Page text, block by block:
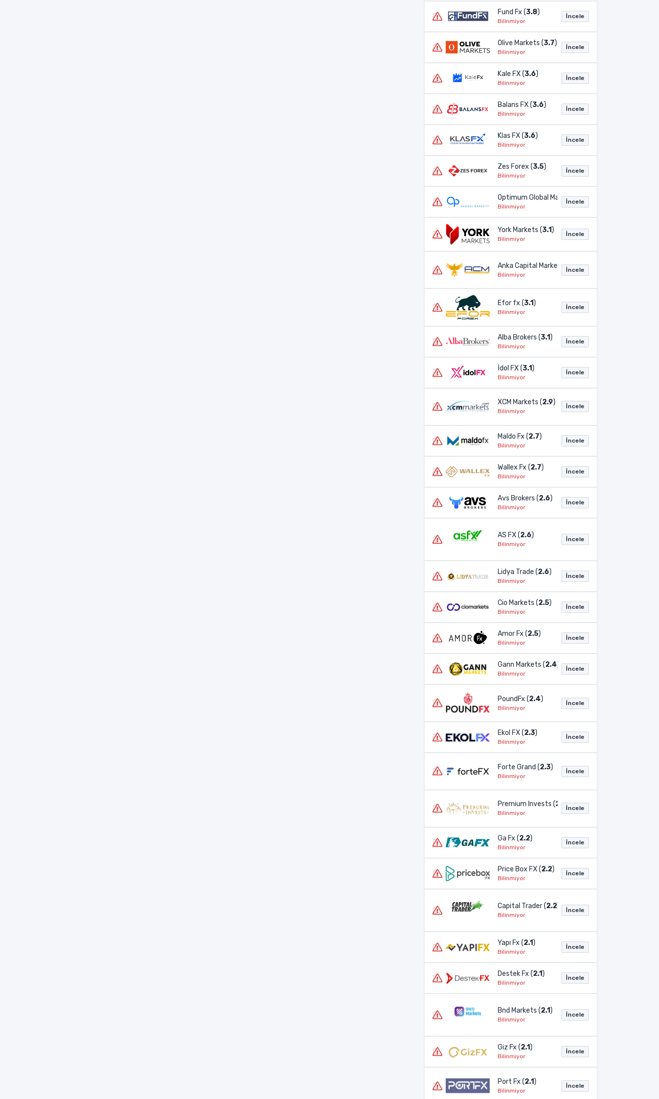
Fund Fx (3.8)
Bilinmiyor
İncele
Olive Markets (3.7)
Bilinmiyor
İncele
Kale FX (3.6)
Bilinmiyor
İncele
Balans FX (3.6)
Bilinmiyor
İncele
Klas FX (3.6)
Bilinmiyor
İncele
Zes Forex (3.5)
Bilinmiyor
İncele
Optimum Global Markets (3.2
Bilinmiyor
İncele
York Markets (3.1)
Bilinmiyor
İncele
Anka Capital Markets (3.1)
Bilinmiyor
İncele
Efor fx (3.1)
Bilinmiyor
İncele
Alba Brokers (3.1)
Bilinmiyor
İncele
İdol FX (3.1)
Bilinmiyor
İncele
XCM Markets (2.9)
Bilinmiyor
İncele
Maldo Fx (2.7)
Bilinmiyor
İncele
Wallex Fx (2.7)
Bilinmiyor
İncele
Avs Brokers (2.6)
Bilinmiyor
İncele
AS FX (2.6)
Bilinmiyor
İncele
Lidya Trade (2.6)
Bilinmiyor
İncele
Cio Markets (2.5)
Bilinmiyor
İncele
Amor Fx (2.5)
Bilinmiyor
İncele
Gann Markets (2.4)
Bilinmiyor
İncele
PoundFx (2.4)
Bilinmiyor
İncele
Ekol FX (2.3)
Bilinmiyor
İncele
Forte Grand (2.3)
Bilinmiyor
İncele
Premium Invests (2.3)
Bilinmiyor
İncele
Ga Fx (2.2)
Bilinmiyor
İncele
Price Box FX (2.2)
Bilinmiyor
İncele
Capital Trader (2.2)
Bilinmiyor
İncele
Yapı Fx (2.1)
Bilinmiyor
İncele
Destek Fx (2.1)
Bilinmiyor
İncele
Bnd Markets (2.1)
Bilinmiyor
İncele
Giz Fx (2.1)
Bilinmiyor
İncele
Port Fx (2.1)
Bilinmiyor
İncele